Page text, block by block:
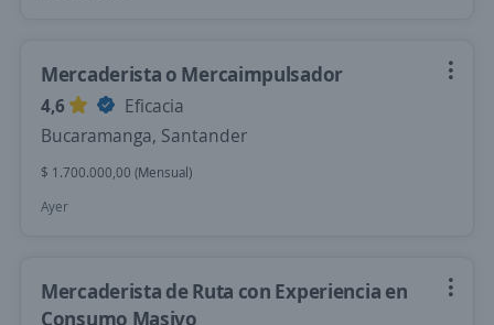
Mercaderista o Mercaimpulsador
4,6
Eficacia
Bucaramanga, Santander
$ 1.700.000,00 (Mensual)
Ayer
Mercaderista de Ruta con Experiencia en
Consumo Masivo